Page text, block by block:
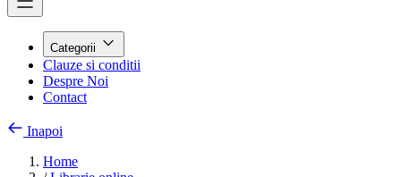
Categorii
Clauze si conditii
Despre Noi
Contact
Inapoi
Home